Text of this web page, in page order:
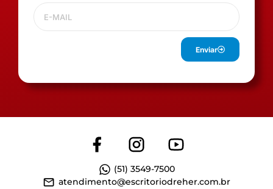
Enviar
(51) 3549-7500
atendimento@escritoriodreher.com.br